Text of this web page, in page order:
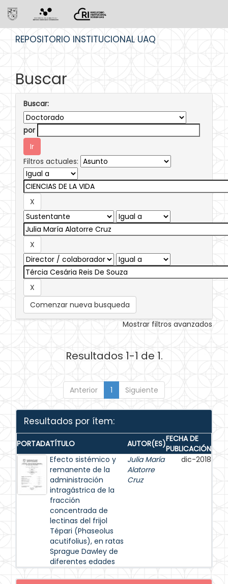
REPOSITORIO INSTITUCIONAL UAQ
Buscar
Buscar:
por
Filtros actuales:
Comenzar nueva busqueda
Mostrar filtros avanzados
Resultados 1-1 de 1.
Anterior 1 Siguiente
Resultados por ítem:
PORTADATÍTULO AUTOR(ES)FECHA DE
PUBLICACIÓN
Efecto sistémico y
remanente de la
administración
intragástrica de la
fracción
concentrada de
lectinas del frijol
Tépari (Phaseolus
acutifolius), en ratas
Sprague Dawley de
diferentes edades
Julia María
Alatorre
Cruz
dic-2018